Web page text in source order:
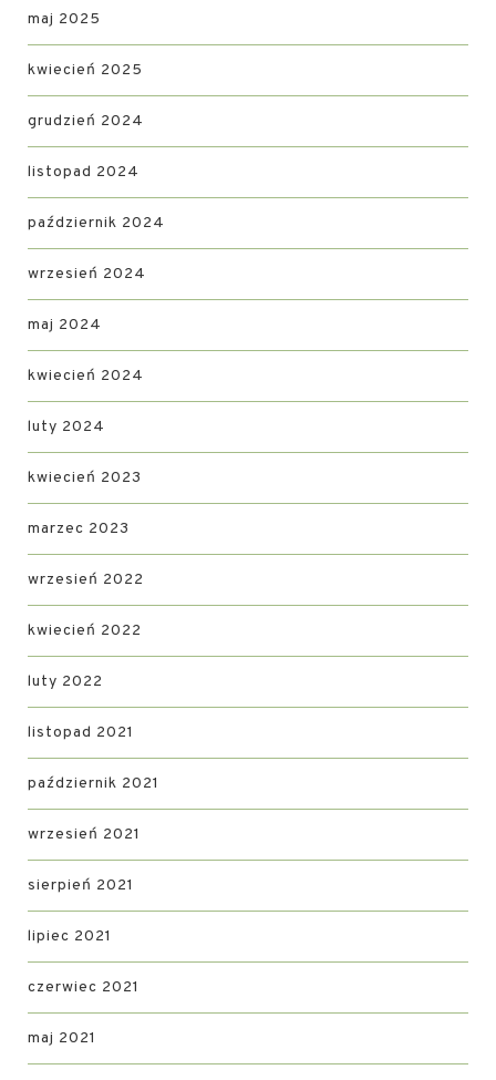
maj 2025
kwiecień 2025
grudzień 2024
listopad 2024
październik 2024
wrzesień 2024
maj 2024
kwiecień 2024
luty 2024
kwiecień 2023
marzec 2023
wrzesień 2022
kwiecień 2022
luty 2022
listopad 2021
październik 2021
wrzesień 2021
sierpień 2021
lipiec 2021
czerwiec 2021
maj 2021